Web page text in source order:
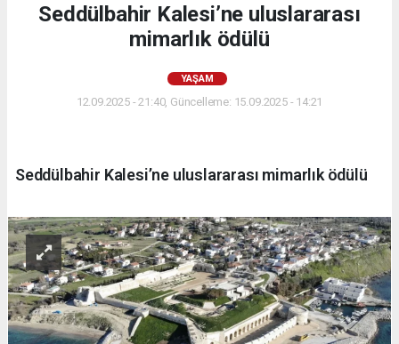
Seddülbahir Kalesi’ne uluslararası
mimarlık ödülü
YAŞAM
12.09.2025 - 21:40, Güncelleme: 15.09.2025 - 14:21
Seddülbahir Kalesi’ne uluslararası mimarlık ödülü